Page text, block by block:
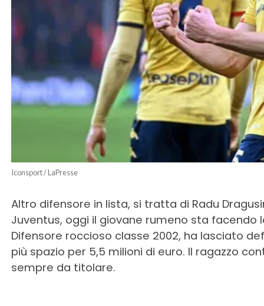
Iconsport / LaPresse
Altro difensore in lista, si tratta di Radu
Juventus, oggi il giovane rumeno sta
Difensore roccioso classe 2002, ha lasciato
più spazio per 5,5 milioni di euro. Il ragazzo
sempre da titolare.